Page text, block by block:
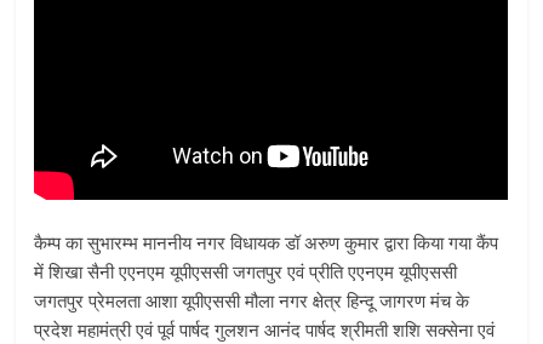
कैम्प का सुभारम्भ माननीय नगर विधायक डॉ अरुण कुमार द्वारा किया गया कैंप
में शिखा सैनी एएनएम यूपीएससी जगतपुर एवं प्रीति एएनएम यूपीएससी
जगतपुर प्रेमलता आशा यूपीएससी मौला नगर क्षेत्र हिन्दू जागरण मंच के
प्रदेश महामंत्री एवं पूर्व पार्षद गुलशन आनंद पार्षद श्रीमती शशि सक्सेना एवं